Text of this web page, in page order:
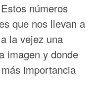
números
que nos llevan a
la vejez una
imagen y donde
importancia